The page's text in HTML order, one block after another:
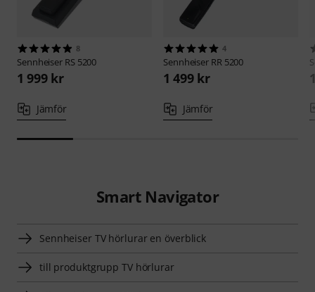
8
Sennheiser RS 5200
1 999 kr
Jämför
4
Sennheiser RR 5200
1 499 kr
Jämför
Smart Navigator
Sennheiser TV hörlurar en överblick
till produktgrupp TV hörlurar